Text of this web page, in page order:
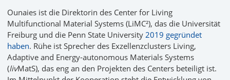
Ounaies ist die Direktorin des Center for Living
Multifunctional Material Systems (LiMC²), das die Universität
Freiburg und die Penn State University 2019 gegründet
haben. Rühe ist Sprecher des Exzellenzclusters Living,
Adaptive and Energy-autonomous Materials Systems
(livMatS), das eng an den Projekten des Centers beteiligt ist.